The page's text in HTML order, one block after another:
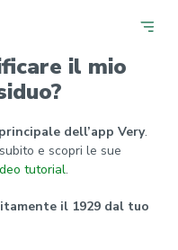
il mio
dell’app Very.
e scopri le sue
tutorial.
il 1929 dal tuo